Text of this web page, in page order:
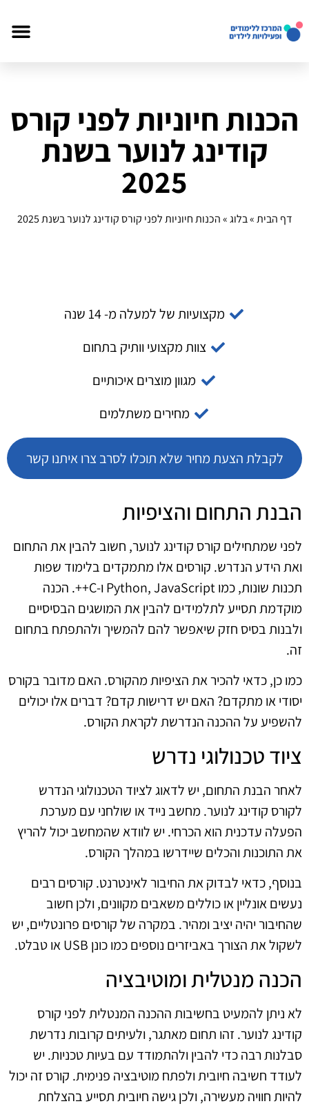
הכנות חיוניות לפני קורס
קודינג לנוער בשנת
2025
דף הבית»בלוג»הכנות חיוניות לפני קורס קודינג לנוער בשנת 2025
מקצועיות של למעלה מ- 14 שנה
צוות מקצועי וותיק בתחום
מגוון מוצרים איכותיים
מחירים משתלמים
לקבלת הצעת מחיר שלא תוכלו לסרב צרו איתנו קשר
הבנת התחום והציפיות
לפני שמתחילים קורס קודינג לנוער, חשוב להבין את התחום
ואת הידע הנדרש. קורסים אלו מתמקדים בלימוד שפות
תכנות שונות, כמו Python, JavaScript ו-C++. הכנה
מוקדמת תסייע לתלמידים להבין את המושגים הבסיסיים
ולבנות בסיס חזק שיאפשר להם להמשיך ולהתפתח בתחום
זה.
כמו כן, כדאי להכיר את הציפיות מהקורס. האם מדובר בקורס
יסודי או מתקדם? האם יש דרישות קדם? דברים אלו יכולים
להשפיע על ההכנה הנדרשת לקראת הקורס.
ציוד טכנולוגי נדרש
לאחר הבנת התחום, יש לדאוג לציוד הטכנולוגי הנדרש
לקורס קודינג לנוער. מחשב נייד או שולחני עם מערכת
הפעלה עדכנית הוא הכרחי. יש לוודא שהמחשב יכול להריץ
את התוכנות והכלים שיידרשו במהלך הקורס.
בנוסף, כדאי לבדוק את החיבור לאינטרנט. קורסים רבים
נעשים אונליין או כוללים משאבים מקוונים, ולכן חשוב
שהחיבור יהיה יציב ומהיר. במקרה של קורסים פרונטליים, יש
לשקול את הצורך באביזרים נוספים כמו כונן USB או טבלט.
הכנה מנטלית ומוטיבציה
לא ניתן להמעיט בחשיבות ההכנה המנטלית לפני קורס
קודינג לנוער. זהו תחום מאתגר, ולעיתים קרובות נדרשת
סבלנות רבה כדי להבין ולהתמודד עם בעיות טכניות. יש
לעודד חשיבה חיובית ולפתח מוטיבציה פנימית. קורס זה יכול
להיות חוויה מעשירה, ולכן גישה חיובית תסייע בהצלחת